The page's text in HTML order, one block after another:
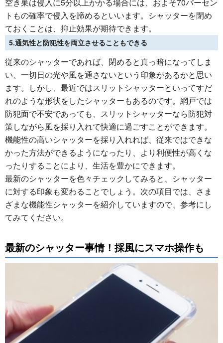
トもの確率で侵入を諦めるといいます。シャッターを閉め
ておくことは、抑止効果が期待できます。
5.通気性と防犯性を両立させることもできる
従来のシャッターであれば、閉めると真っ暗になってしま
い、一切日の光や風を通さないという印象があるかと思い
ます。しかし、最近ではスリットシャッターといってすだ
れのような形状をしたシャッターもあるのです。網戸では
防犯面で不安であっても、スリットシャッターなら防犯対
策しながら風を採り入れて快適に過ごすことができます。
機能性の高いシャッターを採り入れれば、従来ではできな
かった方法ができるようになったり、より利便性が高くな
ったりすることにより、生活を豊かにできます。
最新のシャッターを色々チェックしてみると、シャッター
に対する印象も変わることでしょう。次の項目では、さま
ざまな機能性シャッターを紹介していますので、参考にし
てみてください。
最新のシャッター事情！採風にスマホ操作も